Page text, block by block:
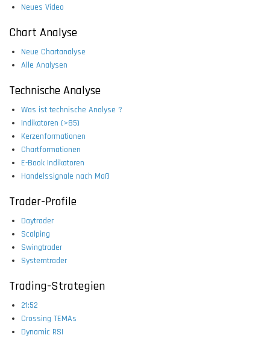
Neues Video
Chart Analyse
Neue Chartanalyse
Alle Analysen
Technische Analyse
Was ist technische Analyse ?
Indikatoren (>85)
Kerzenformationen
Chartformationen
E-Book Indikatoren
Handelssignale nach Maß
Trader-Profile
Daytrader
Scalping
Swingtrader
Systemtrader
Trading-Strategien
21:52
Crossing TEMAs
Dynamic RSI